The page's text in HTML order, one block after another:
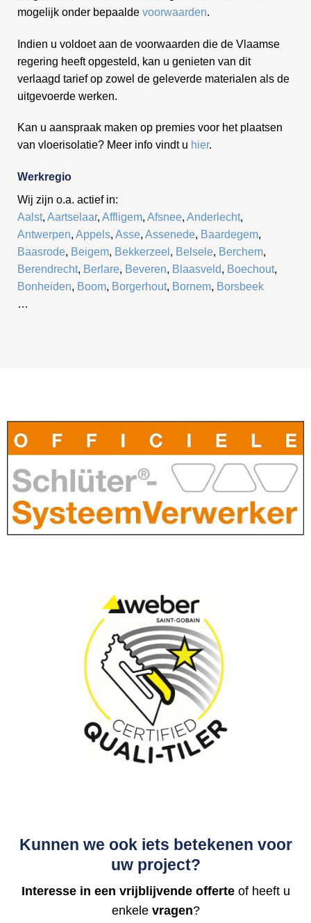
mogelijk onder bepaalde voorwaarden.
Indien u voldoet aan de voorwaarden die de Vlaamse
regering heeft opgesteld, kan u genieten van dit
verlaagd tarief op zowel de geleverde materialen als de
uitgevoerde werken.
Kan u aanspraak maken op premies voor het plaatsen
van vloerisolatie? Meer info vindt u hier.
Werkregio
Wij zijn o.a. actief in:
Aalst, Aartselaar, Affligem, Afsnee, Anderlecht,
Antwerpen, Appels, Asse, Assenede, Baardegem,
Baasrode, Beigem, Bekkerzeel , Belsele, Berchem,
Berendrecht, Berlare, Beveren, Blaasveld, Boechout,
Bonheiden, Boom, Borgerhout, Bornem, Borsbeek
…
Kunnen we ook iets betekenen voor
uw project?
Interesse in een vrijblijvende offerte of heeft u
enkelevragen?